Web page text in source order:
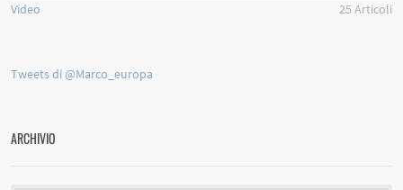
Video
25 Articoli
Tweets di @Marco_europa
ARCHIVIO